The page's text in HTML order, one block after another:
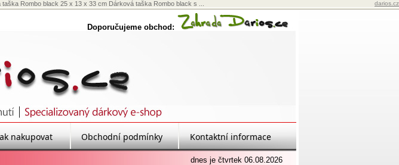
Rombo black 25 x 13 x 33 cm Dárková taška Rombo black s ... darios.cz
Doporučujeme obchod:
nakupovat Obchodní podmínky Kontaktní informace
dnes je čtvrtek 06.08.2026